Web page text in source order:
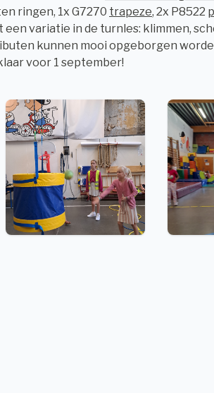
ringen, 1x G7270 trapeze, 2x P8522
een variatie in de turnles: klimmen,
kunnen mooi opgeborgen
voor 1 september!